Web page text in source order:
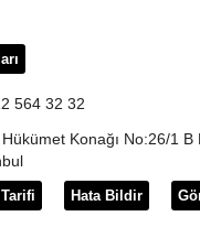
564 32 32
Konağı No:26/1 B
Hata Bildir